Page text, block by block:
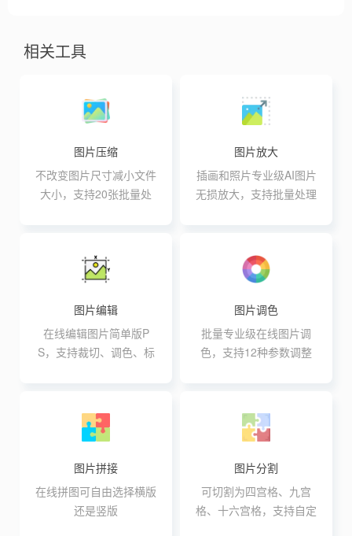
相关工具
图片压缩
不改变图片尺寸减小文件
大小，支持20张批量处
图片放大
插画和照片专业级AI图片
无损放大，支持批量处理
图片编辑
在线编辑图片简单版P
S，支持裁切、调色、标
图片调色
批量专业级在线图片调
色，支持12种参数调整
图片拼接
在线拼图可自由选择横版
还是竖版
图片分割
可切割为四宫格、九宫
格、十六宫格，支持自定